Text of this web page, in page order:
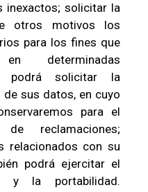
inexactos; solicitar la
otros motivos los
para los fines que
determinadas
podrá solicitar la
sus datos, en cuyo
para el
reclamaciones;
relacionados con su
podrá ejercitar el
y la portabilidad.